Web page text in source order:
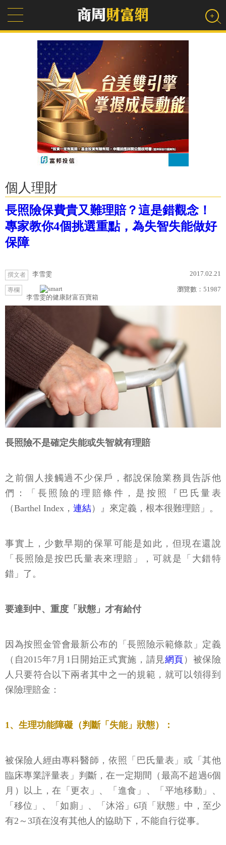
個人理財
長照險保費貴又難理賠？這是錯觀念！
專家教你4個挑選重點，為失智失能做好
保障
撰文者 李雪雯 2017.02.21
專欄
李雪雯的健康財富百寶箱
瀏覽數： 51987
長照險不是確定失能或失智就有理賠
之前個人接觸過不少保戶，都說保險業務員告訴他
們：「長照險的理賠條件，是按照『巴氏量表
（Barthel Index， 連結）』來定義，根本很難理賠」。
事實上，少數早期的保單可能是如此，但現在還說
「長照險是按巴氏量表來理賠」，可就是「大錯特
錯」了。
要達到中、重度「狀態」才有給付
因為按照金管會最新公布的「長照險示範條款」定義
（自2015年7月1日開始正式實施，請見網頁 ）被保險
人只要符合以下兩者其中之一的規範，就可以領得到
保險理賠金：
1、生理功能障礙（判斷「失能」狀態）：
被保險人經由專科醫師，依照「巴氏量表」或「其他
臨床專業評量表」判斷，在一定期間（最高不超過6個
月）以上，在「更衣」、「進食」、「平地移動」、
「移位」、「如廁」、「沐浴」6項「狀態」中，至少
有2～3項在沒有其他人的協助下，不能自行從事。